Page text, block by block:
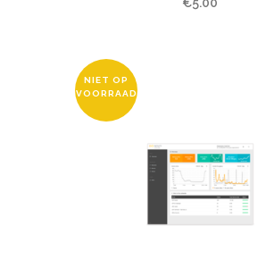
€5.00
NIET OP
VOORRAAD